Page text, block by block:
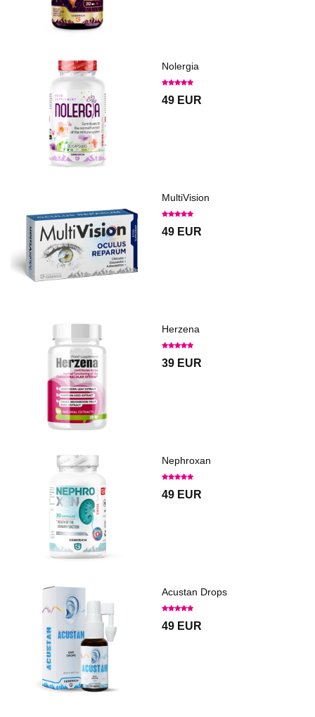
Nolergia
49 EUR
MultiVision
49 EUR
Herzena
39 EUR
Nephroxan
49 EUR
Acustan Drops
49 EUR